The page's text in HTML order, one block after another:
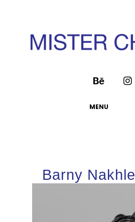
MENU
Barny Nakhle